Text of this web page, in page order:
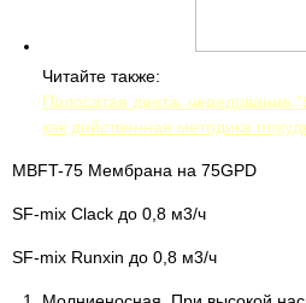
Читайте также:
Полосатая диета: чередование
как действенная методика
MBFT-75 Мембрана на 75GPD
SF-mix Clack до 0,8 м3/ч
SF-mix Runxin до 0,8 м3/ч